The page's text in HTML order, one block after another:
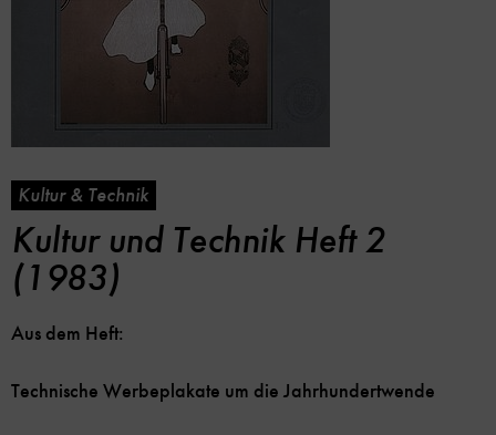
Kultur & Technik
Kultur und Technik Heft 2
(1983)
Aus dem Heft:
Technische Werbeplakate um die Jahrhundertwende